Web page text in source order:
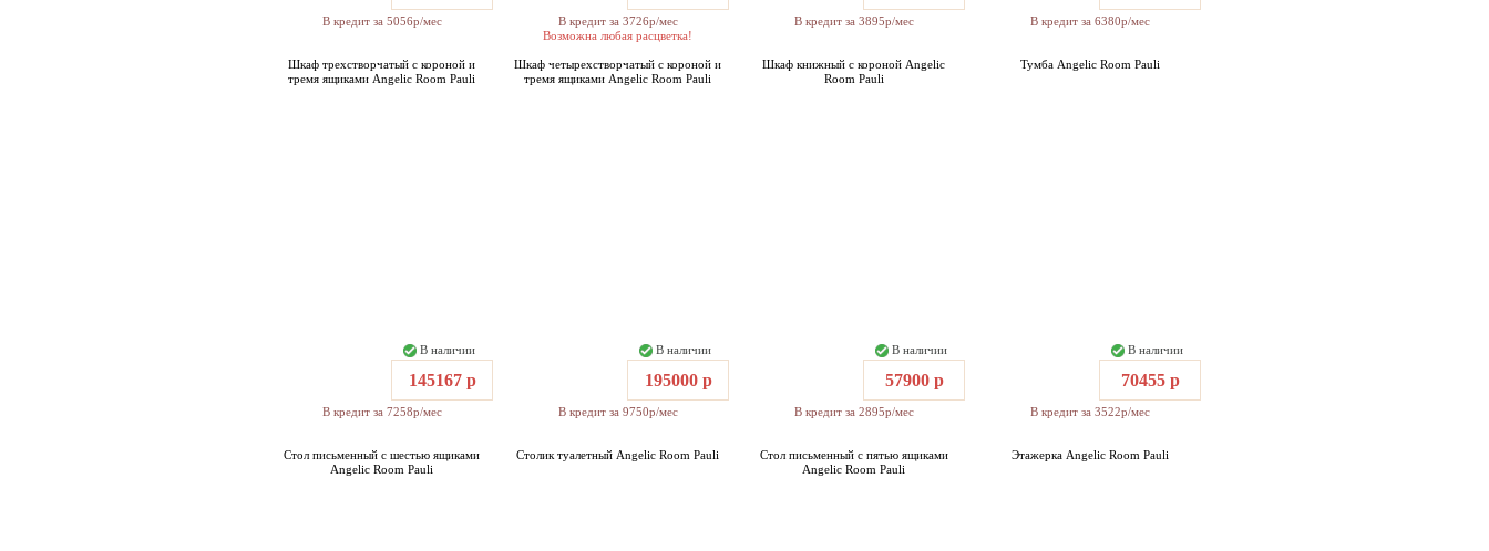
В кредит за 5056р/мес
В кредит за 3726р/мес
Возможна любая расцветка!
В кредит за 3895р/мес В кредит за 6380р/мес
Шкаф трехстворчатый с короной и
тремя ящиками Angelic Room Pauli
В наличии
145167 р
В кредит за 7258р/мес
Шкаф четырехстворчатый с короной и
тремя ящиками Angelic Room Pauli
В наличии
195000 р
В кредит за 9750р/мес
Шкаф книжный с короной Angelic
Room Pauli
В наличии
57900 р
В кредит за 2895р/мес
Тумба Angelic Room Pauli
В наличии
70455 р
В кредит за 3522р/мес
Стол письменный с шестью ящиками
Angelic Room Pauli
Столик туалетный Angelic Room Pauli
Стол письменный с пятью ящиками
Angelic Room Pauli
Этажерка Angelic Room Pauli